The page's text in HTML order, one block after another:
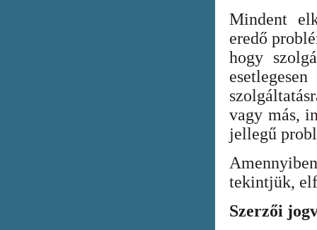
Mindent
eredő
hogy
vagy más,
jellegű
tekintjük,
Szerzői